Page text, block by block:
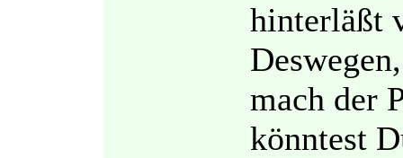
hinterläßt
mach der
könntest